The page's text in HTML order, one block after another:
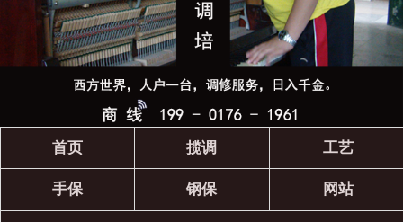
首页 揽调 工艺
手保 钢保 网站